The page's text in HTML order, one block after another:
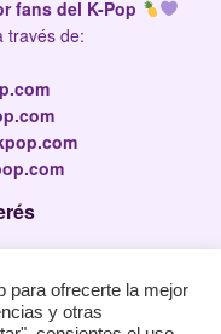
fans del K-Pop
través de:
para ofrecerte la mejor
y otras